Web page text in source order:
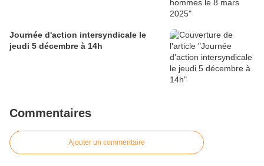
Journée d'action intersyndicale le
jeudi 5 décembre à 14h
Commentaires
Ajouter un commentaire